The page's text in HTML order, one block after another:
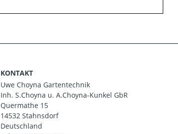
KONTAKT
Uwe Choyna Gartentechnik
Inh. S.Choyna u. A.Choyna-Kunkel GbR
Quermathe 15
14532 Stahnsdorf
Deutschland